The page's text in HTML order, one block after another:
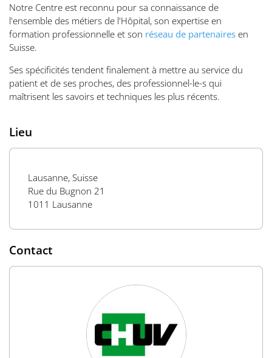
Notre Centre est reconnu pour sa connaissance de
l'ensemble des métiers de l'Hôpital, son expertise en
formation professionnelle et son réseau de partenaires en
Suisse.
Ses spécificités tendent finalement à mettre au service du
patient et de ses proches, des professionnel-le-s qui
maîtrisent les savoirs et techniques les plus récents.
Lieu
Lausanne, Suisse
Rue du Bugnon 21
1011 Lausanne
Contact